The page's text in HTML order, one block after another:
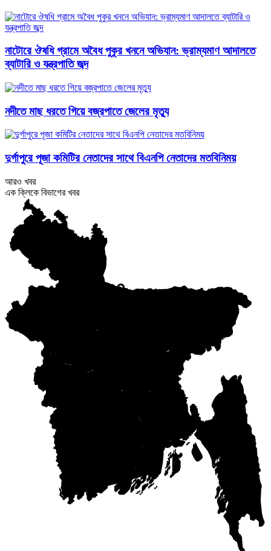
নাটোরে ঔষধি গ্রামে অবৈধ পুকুর খননে অভিযান: ভ্রাম্যমাণ আদালতে
ব্যাটারি ও যন্ত্রপাতি জব্দ
নদীতে মাছ ধরতে গিয়ে বজ্রপাতে জেলের মৃত্যু
দুর্গাপুরে পূজা কমিটির নেতাদের সাথে বিএনপি নেতাদের মতবিনিময়
আরও খবর
এক ক্লিকে বিভাগের খবর